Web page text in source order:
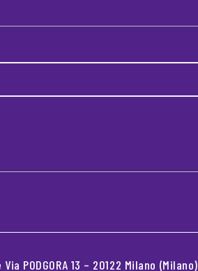
PODGORA 13 – 20122 Milano (Milano)